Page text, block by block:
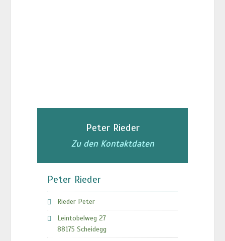
Peter Rieder
Zu den Kontaktdaten
Peter Rieder
Rieder Peter
Leintobelweg 27
88175 Scheidegg